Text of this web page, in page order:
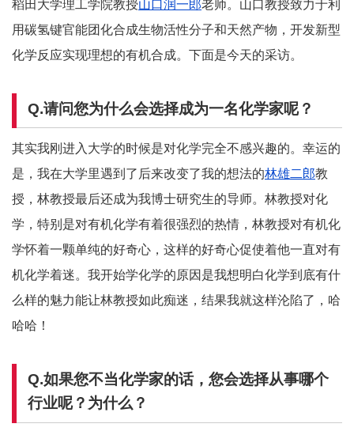
稻田大学理工学院教授山口润一郎老师。山口教授致力于利
用碳氢键官能团化合成生物活性分子和天然产物，开发新型
化学反应实现理想的有机合成。下面是今天的采访。
Q.请问您为什么会选择成为一名化学家呢？
其实我刚进入大学的时候是对化学完全不感兴趣的。幸运的
是，我在大学里遇到了后来改变了我的想法的林雄二郎教
授，林教授最后还成为我博士研究生的导师。林教授对化
学，特别是对有机化学有着很强烈的热情，林教授对有机化
学怀着一颗单纯的好奇心，这样的好奇心促使着他一直对有
机化学着迷。我开始学化学的原因是我想明白化学到底有什
么样的魅力能让林教授如此痴迷，结果我就这样沦陷了，哈
哈哈！
Q.如果您不当化学家的话，您会选择从事哪个
行业呢？为什么？